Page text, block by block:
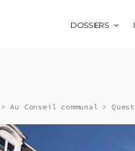
DOSSIERS
>Au Conseil communal >